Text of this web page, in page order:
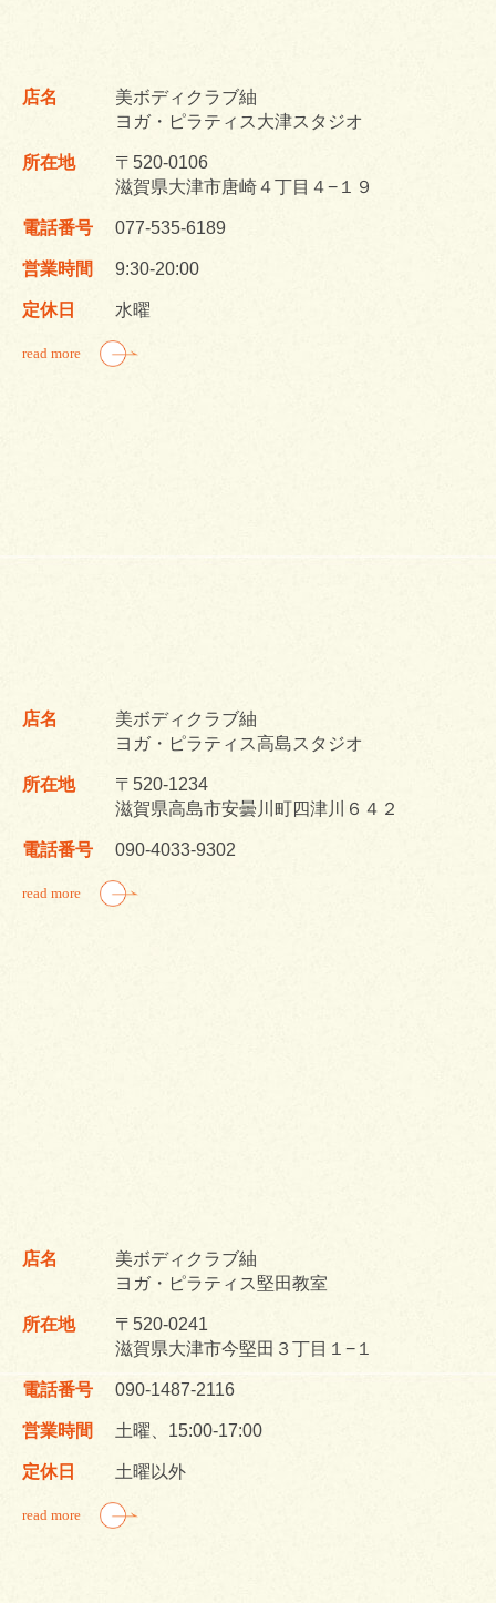
店名
美ボディクラブ紬
ヨガ・ピラティス大津スタジオ
所在地
〒520-0106
滋賀県大津市唐崎４丁目４−１９
電話番号 077-535-6189
営業時間 9:30-20:00
定休日 水曜
read more
店名
美ボディクラブ紬
ヨガ・ピラティス高島スタジオ
所在地
〒520-1234
滋賀県高島市安曇川町四津川６４２
電話番号 090-4033-9302
read more
店名
美ボディクラブ紬
ヨガ・ピラティス堅田教室
所在地
〒520-0241
滋賀県大津市今堅田３丁目１−１
電話番号 090-1487-2116
営業時間 土曜、15:00-17:00
定休日 土曜以外
read more